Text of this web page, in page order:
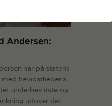
Andersen:
har på statens
bevidsthedens
underbevidste og
udover det